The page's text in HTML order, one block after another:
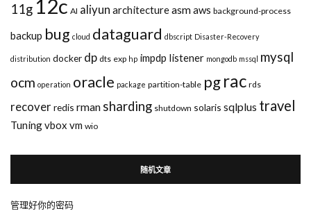
11g 12c AI aliyun architectureasmaws background-process
backup bug cloud dataguard dbscript Disaster-Recovery
distribution docker dp dts exp hp impdp listener mongodb mssql mysql
ocm operation oracle package partition-table pgrac rds
recover redis rman sharding shutdown solaris sqlplus travel
Tuningvbox vm wio
随机文章
管理好你的密码